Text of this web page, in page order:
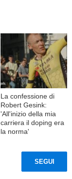
La confessione di
Robert Gesink:
'All'inizio della mia
carriera il doping era
la norma'
SEGUI